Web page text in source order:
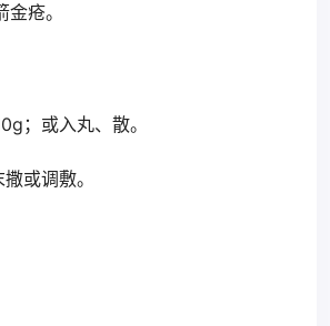
疮。
；或入丸、散。
或调敷。